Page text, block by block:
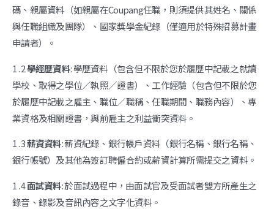
碼、親屬資料（如親屬在Coupang任職，則須提供其姓名、關係
與任職組織及團隊）、國家獎學金紀錄（僅適用於特殊招募計畫
申請者）。
1 . 2學經歷資料: 學歷資料（包含但不限於您於履歷中記載之就讀
學校、取得之學位／執照／證書）、工作經驗（包含但不限於您
於履歷中記載之雇主、職位／職稱、任職期間、職務內容）、專
業資格及相關證書，與前雇主之利益衝突資料。
1 . 3薪資資料: 薪資紀錄、銀行帳戶資料（銀行名稱、銀行名稱、
銀行帳號）及其他為簽訂聘僱合約或薪資計算所需提交之資料。
1 . 4面試資料: 於面試過程中，由面試官及受面試者雙方所產生之
錄音、錄影及音訊內容之文字化資料。